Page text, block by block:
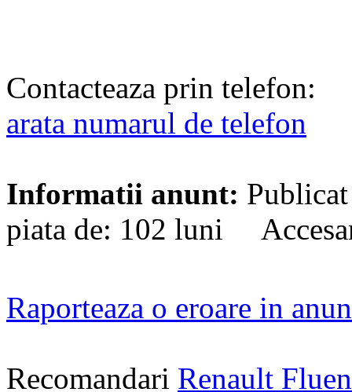
Contacteaza prin telefon:
arata numarul de telefon
Informatii anunt:
piata de: 102 luni
Raporteaza o eroare in
Recomandari Renault